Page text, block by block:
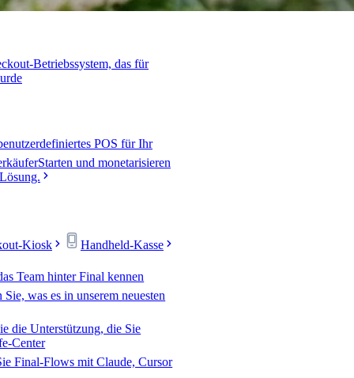
Betriebssystem, das für
POS für Ihr
Starten und monetarisieren
Kiosk Handheld-Kasse
Team hinter Final kennen
Sie, was es in unserem neuesten
die Unterstützung, die Sie
Center
Final-Flows mit Claude, Cursor